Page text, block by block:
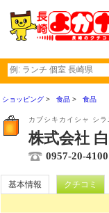
ショッピング 食品 食品
カブシキカイシャ シラ
株式会社
0957-20-4100
基本情報 クチコミ